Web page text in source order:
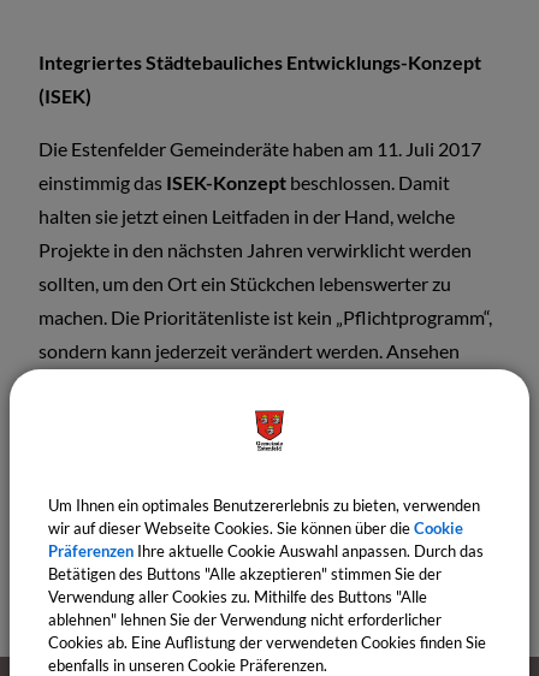
Integriertes Städtebauliches Entwicklungs-Konzept
(ISEK)
Die Estenfelder Gemeinderäte haben am 11. Juli 2017
einstimmig das ISEK-Konzept beschlossen. Damit
halten sie jetzt einen Leitfaden in der Hand, welche
Projekte in den nächsten Jahren verwirklicht werden
sollten, um den Ort ein Stückchen lebenswerter zu
machen. Die Prioritätenliste ist kein „Pflichtprogramm“,
sondern kann jederzeit verändert werden. Ansehen
Das Büro Schlicht Lamprecht Schröder hat eine
Konzept ausführlich zusammengefasst ist. Wer
Interesse daran hat, kann sie sichhier anschauen.
Um Ihnen ein optimales Benutzererlebnis zu bieten, verwenden
wir auf dieser Webseite Cookies. Sie können über dieCookie
Präferenzen Ihre aktuelle Cookie Auswahl anpassen. Durch das
Betätigen des Buttons "Alle akzeptieren" stimmen Sie der
Verwendung aller Cookies zu. Mithilfe des Buttons "Alle
ablehnen" lehnen Sie der Verwendung nicht erforderlicher
Cookies ab. Eine Auflistung der verwendeten Cookies finden Sie
ebenfalls in unseren Cookie Präferenzen.